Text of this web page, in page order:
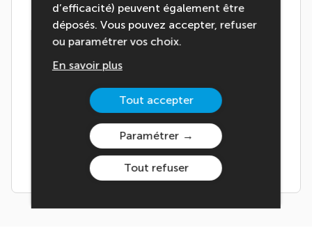
Vous êtes nouveau sur le site ?
Pour accéder à vos offres et tarifs
personnalisés, créez votre compte
et complétez votre profil
Je crée mon compte
d’efficacité) peuvent également être
déposés. Vous pouvez accepter, refuser
ou paramétrer vos choix.
En savoir plus
Tout accepter
Paramétrer
Tout refuser